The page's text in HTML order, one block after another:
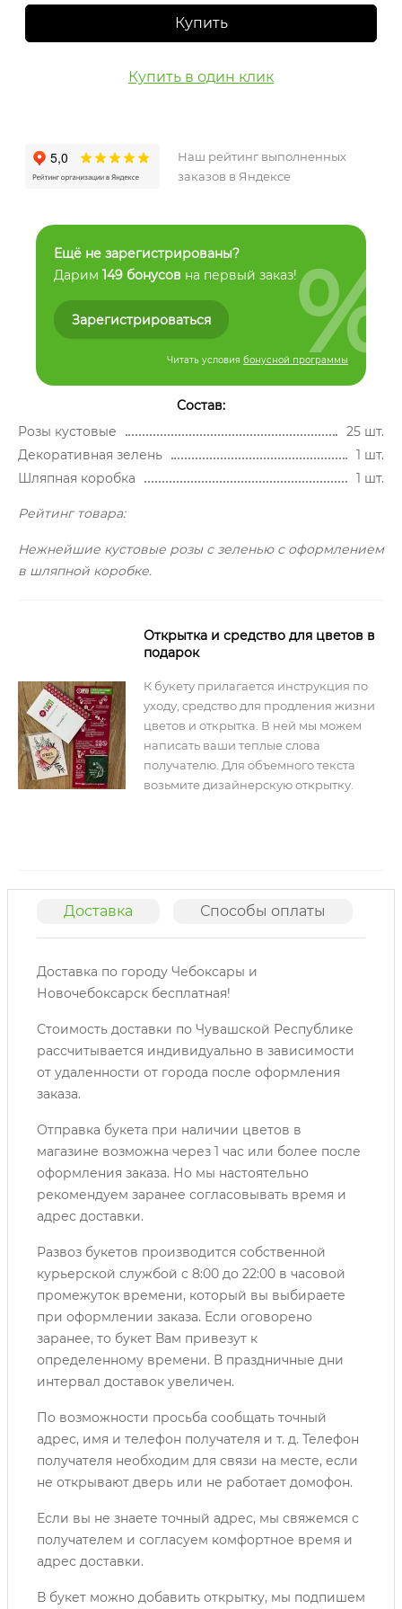
Купить
Купить в один клик
Наш рейтинг выполненных
заказов в Яндексе
Ещё не зарегистрированы?
Дарим 149 бонусов на первый заказ!
Зарегистрироваться
Читать условия бонусной программы
%
Состав:
Розы кустовые
25 шт.
Декоративная зелень
1 шт.
Шляпная коробка
1 шт.
Рейтинг товара:
Нежнейшие кустовые розы с зеленью с оформлением
в шляпной коробке.
Открытка и средство для цветов в
подарок
К букету прилагается инструкция по
уходу, средство для продления жизни
цветов и открытка. В ней мы можем
написать ваши теплые слова
получателю. Для объемного текста
возьмите дизайнерскую открытку.
Доставка Способы оплаты
Доставка по городу Чебоксары и
Новочебоксарск бесплатная!
Стоимость доставки по Чувашской Республике
рассчитывается индивидуально в зависимости
от удаленности от города после оформления
заказа.
Отправка букета при наличии цветов в
магазине возможна через 1 час или более после
оформления заказа. Но мы настоятельно
рекомендуем заранее согласовывать время и
адрес доставки.
Развоз букетов производится собственной
курьерской службой с 8:00 до 22:00 в часовой
промежуток времени, который вы выбираете
при оформлении заказа. Если оговорено
заранее, то букет Вам привезут к
определенному времени. В праздничные дни
интервал доставок увеличен.
По возможности просьба сообщать точный
адрес, имя и телефон получателя и т. д. Телефон
получателя необходим для связи на месте, если
не открывают дверь или не работает домофон.
Если вы не знаете точный адрес, мы свяжемся с
получателем и согласуем комфортное время и
адрес доставки.
В букет можно добавить открытку, мы подпишем